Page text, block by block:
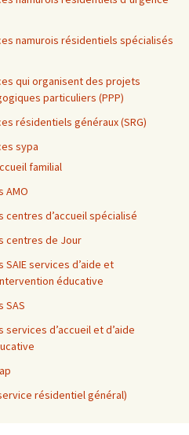
namurois résidentiels spécialisés
qui organisent des projets
particuliers (PPP)
résidentiels généraux (SRG)
sypa
familial
AMO
centres d’accueil spécialisé
centres de Jour
SAIE services d’aide et
éducative
SAS
services d’accueil et d’aide
résidentiel général)